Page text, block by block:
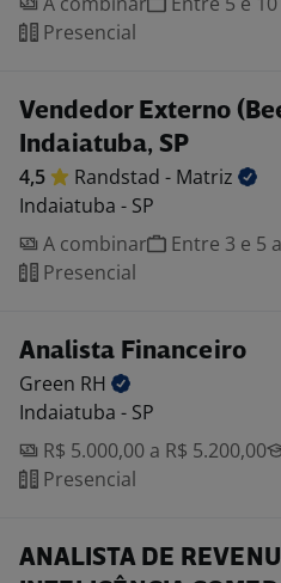
Presencial
Vendedor Externo
Indaiatuba, SP
4,5 Randstad - Matriz
Indaiatuba - SP
A combinar
Entre 3 e 5
Presencial
Analista Financeiro
Green RH
Indaiatuba - SP
R$ 5.000,00 a R$ 5.200,00
Presencial
ANALISTA DE